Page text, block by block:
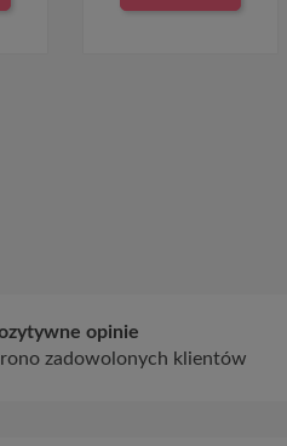
opinie
zadowolonych klientów